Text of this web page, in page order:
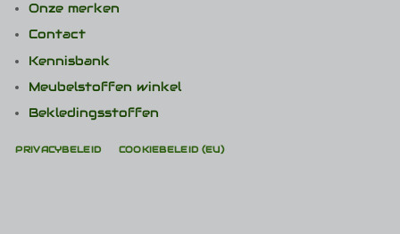
Onze merken
Contact
Kennisbank
Meubelstoffen winkel
Bekledingsstoffen
PRIVACYBELEID COOKIEBELEID (EU)